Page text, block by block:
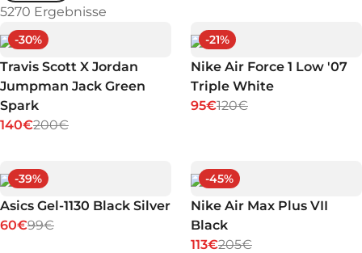
5270 Ergebnisse
-30%
Travis Scott X Jordan
Jumpman Jack Green
Spark
140€200€
-21%
Nike Air Force 1 Low '07
Triple White
95€120€
-39%
Asics Gel-1130 Black Silver
60€99€
-45%
Nike Air Max Plus VII
Black
113€205€